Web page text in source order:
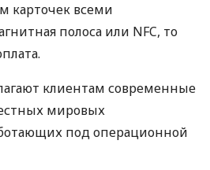
карточек всеми
полоса или NFC, то
клиентам современные
мировых
под операционной